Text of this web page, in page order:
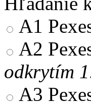
A1
A2
odkrytím
A3